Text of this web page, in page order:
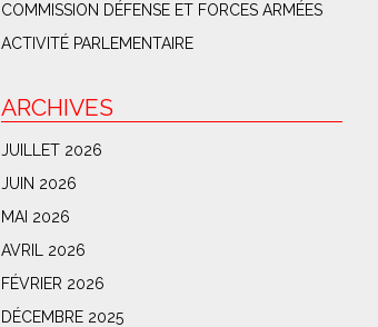
COMMISSION DÉFENSE ET FORCES ARMÉES
ACTIVITÉ PARLEMENTAIRE
ARCHIVES
JUILLET 2026
JUIN 2026
MAI 2026
AVRIL 2026
FÉVRIER 2026
DÉCEMBRE 2025